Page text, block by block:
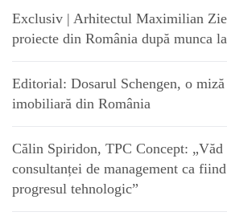
Exclusiv | Arhitectul Maximilian
proiecte din România după munca
Editorial: Dosarul Schengen, o
imobiliară din România
Călin Spiridon, TPC Concept: „Văd
consultanței de management ca
progresul tehnologic”